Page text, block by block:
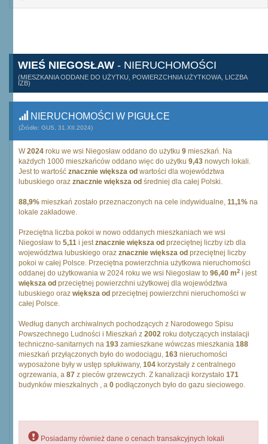
WIEŚ NIEGOSŁAW - NIERUCHOMOŚCI
(MIESZKANIA ODDANE DO UŻYTKU, POWIERZCHNIA UŻYTKOWA, LICZBA
IZB)
NIERUCHOMOŚCI W PIGUŁCE
(Źródło: GUS, 31.XII.2024)
W2024 roku we wsi Niegosław oddano do użytku 9 mieszkań. Na
każdych 1000 mieszkańców oddano więc do użytku 9,43 nowych lokali.
Jest to wartość znacznie większa od wartości dla województwa
lubuskiego oraz znacznie większa od średniej dla całej Polski.
88,9% mieszkań zostało przeznaczonych na cele indywidualne, 11,1% na
lokale zakładowe.
Przeciętna liczba pokoi w nowo oddanych mieszkaniach we wsi
Niegosław to 5,11 i jestznacznie większa od przeciętnej liczby izb dla
województwa lubuskiego oraz znacznie większa od przeciętnej liczby
pokoi w całej Polsce. Przeciętna powierzchnia użytkowa nieruchomości
oddanej do użytkowania w 2024 roku we wsi Niegosław to 96,40 m2 i jest
większa od przeciętnej powierzchni użytkowej dla województwa
lubuskiego oraz większa od przeciętnej powierzchni nieruchomości w
całej Polsce.
Według danych archiwalnych pochodzących z Narodowego Spisu
Powszechnego Ludności i Mieszkań z 2002 roku dotyczących instalacji
techniczno-sanitarnych na 193 zamieszkane wówczas mieszkania 188
mieszkań przyłączonych było do wodociągu, 163 nieruchomości
wyposażone były w ustęp spłukiwany, 104 korzystały z centralnego
ogrzewania, a 87 z pieców grzewczych. Z kanalizacji korzystało 171
budynków mieszkalnych , a 0 podłączonych było do gazu sieciowego.
Posiadamy również dane o cenach transakcyjnych lokali